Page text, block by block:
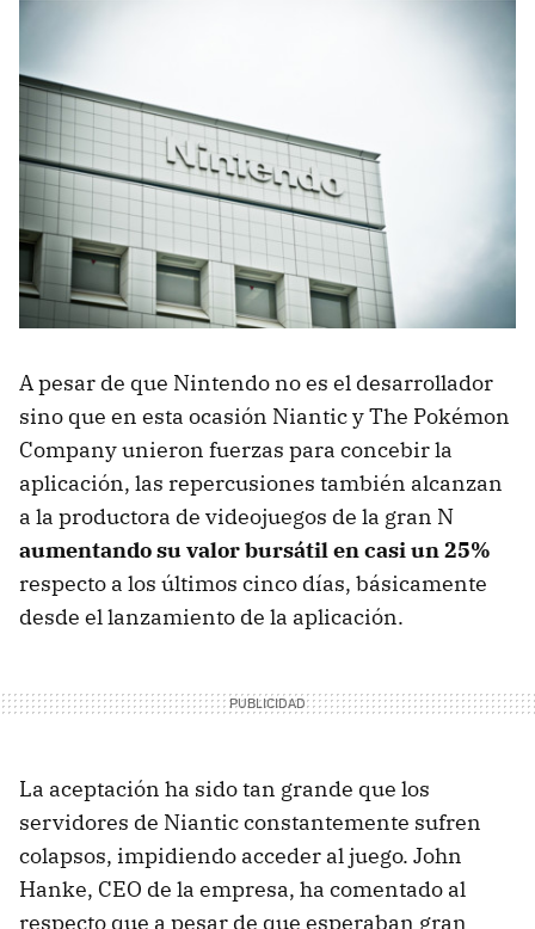
A pesar de que Nintendo no es el desarrollador
sino que en esta ocasión Niantic y The Pokémon
Company unieron fuerzas para concebir la
aplicación, las repercusiones también alcanzan
a la productora de videojuegos de la gran N
aumentando su valor bursátil en casi un 25%
respecto a los últimos cinco días, básicamente
desde el lanzamiento de la aplicación.
La aceptación ha sido tan grande que los
servidores de Niantic constantemente sufren
colapsos, impidiendo acceder al juego. John
Hanke, CEO de la empresa, ha comentado al
respecto que a pesar de que esperaban gran